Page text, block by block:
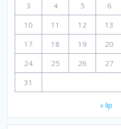
3
4 5 6
10
11 12 13
17
18 19 20
24
25 26 27
31
« lip